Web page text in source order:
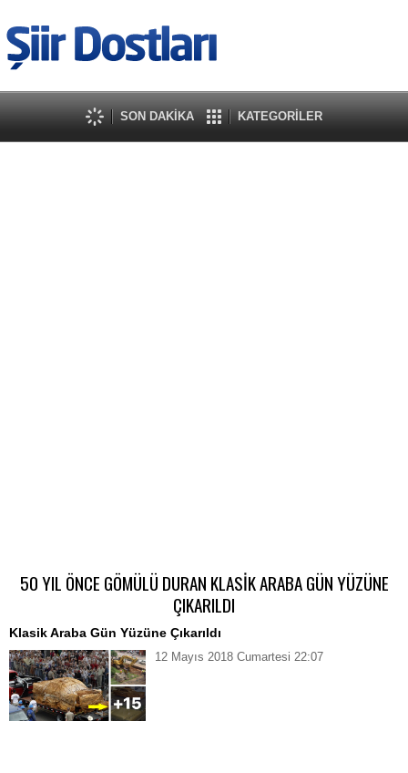
SON DAKİKA KATEGORİLER
50 YIL ÖNCE GÖMÜLÜ DURAN KLASİK ARABA GÜN YÜZÜNE
ÇIKARILDI
Klasik Araba Gün Yüzüne Çıkarıldı
12 Mayıs 2018 Cumartesi 22:07